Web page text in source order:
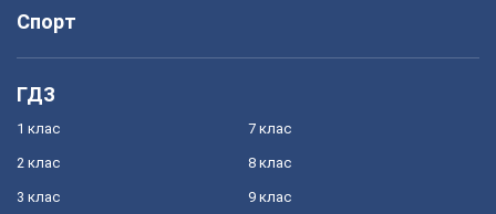
Спорт
ГДЗ
1 клас
2 клас
3 клас
7 клас
8 клас
9 клас